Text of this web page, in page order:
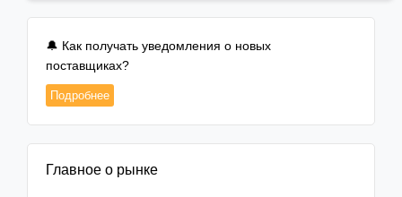
🔔 Как получать уведомления о новых
поставщиках?
Подробнее
Главное о рынке